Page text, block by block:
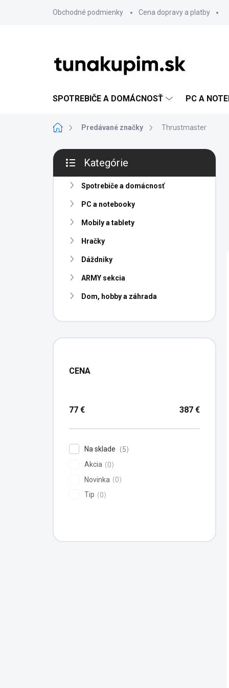
Obchodné podmienky Cena dopravy a platby
SPOTREBIČE A DOMÁCNOSŤ PC A
DomovPredávané značky Thrustmaster
B
č
kategórie
Kategórie
Spotrebiče a domácnosť
PC a notebooky
Mobily a tablety
Hračky
Dáždniky
ARMY sekcia
Dom, hobby a záhrada
CENA
77 € 387 €
Na sklade
5
Akcia
0
Novinka
0
Tip
0